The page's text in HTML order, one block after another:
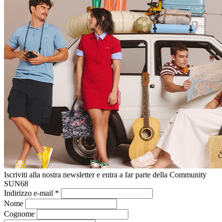
Iscriviti alla nostra newsletter e entra a far parte della Community
SUN68
Indirizzo e-mail *
Nome
Cognome